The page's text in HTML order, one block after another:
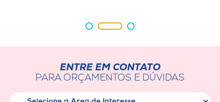
ENTRE EM CONTATO
PARA ORÇAMENTOS E DÚVIDAS